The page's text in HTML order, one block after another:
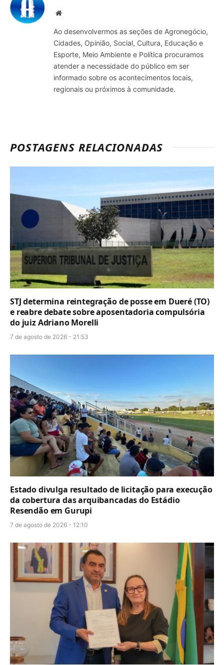
Site
Ao desenvolvermos as seções de Agronegócio,
Cidades, Opinião, Social, Cultura, Educação e
Esporte, Meio Ambiente e Política procuramos
atender a necessidade do público em ser
informado sobre os acontecimentos locais,
regionais ou próximos à comunidade.
POSTAGENS RELACIONADAS
STJ determina reintegração de posse em Dueré (TO)
e reabre debate sobre aposentadoria compulsória
do juiz Adriano Morelli
7 de agosto de 2026 - 21:53
Estado divulga resultado de licitação para execução
da cobertura das arquibancadas do Estádio
Resendão em Gurupi
7 de agosto de 2026 - 12:10